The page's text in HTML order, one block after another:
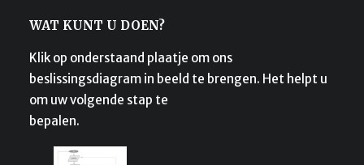
WAT KUNT U DOEN?
Klik op onderstaand plaatje om ons
beslissingsdiagram in beeld te brengen. Het helpt u
om uw volgende stap te
bepalen.